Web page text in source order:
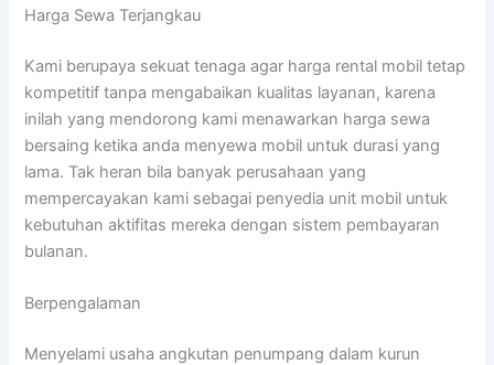
Harga Sewa Terjangkau
Kami berupaya sekuat tenaga agar harga rental mobil tetap
kompetitif tanpa mengabaikan kualitas layanan, karena
inilah yang mendorong kami menawarkan harga sewa
bersaing ketika anda menyewa mobil untuk durasi yang
lama. Tak heran bila banyak perusahaan yang
mempercayakan kami sebagai penyedia unit mobil untuk
kebutuhan aktifitas mereka dengan sistem pembayaran
bulanan.
Berpengalaman
Menyelami usaha angkutan penumpang dalam kurun